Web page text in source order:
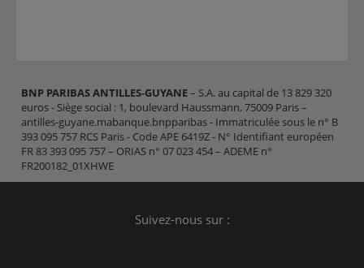
BNP PARIBAS ANTILLES-GUYANE– S.A. au capital de 13 829 320
euros - Siège social : 1, boulevard Haussmann, 75009 Paris –
antilles-guyane.mabanque.bnpparibas - Immatriculée sous le n° B
393 095 757 RCS Paris - Code APE 6419Z - N° Identifiant européen
FR 83 393 095 757 – ORIAS n° 07 023 454 – ADEME n°
FR200182_01XHWE
Suivez-nous sur :